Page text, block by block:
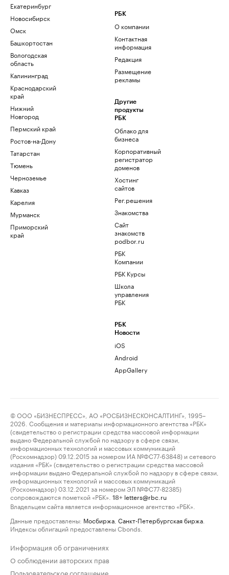
Екатеринбург
Новосибирск
Омск
Башкортостан
Вологодская
область
Калининград
Краснодарский
край
Нижний
Новгород
Пермский край
Ростов-на-Дону
Татарстан
Тюмень
Черноземье
Кавказ
Карелия
Мурманск
Приморский
край
РБК
О компании
Контактная
информация
Редакция
Размещение
рекламы
Другие
продукты
РБК
Облако для
бизнеса
Корпоративный
регистратор
доменов
Хостинг
сайтов
Рег.решения
Знакомства
Сайт
знакомств
podbor.ru
РБК
Компании
РБК Курсы
Школа
управления
РБК
РБК
Новости
iOS
Android
AppGallery
© ООО «БИЗНЕСПРЕСС», АО «РОСБИЗНЕСКОНСАЛТИНГ», 1995–
2026. Сообщения и материалы информационного агентства «РБК»
(свидетельство о регистрации средства массовой информации
выдано Федеральной службой по надзору в сфере связи,
информационных технологий и массовых коммуникаций
(Роскомнадзор) 09.12.2015 за номером ИА №ФС77-63848) и сетевого
издания «РБК» (свидетельство о регистрации средства массовой
информации выдано Федеральной службой по надзору в сфере связи,
информационных технологий и массовых коммуникаций
(Роскомнадзор) 03.12.2021 за номером ЭЛ №ФС77-82385)
сопровождаются пометкой «РБК».
18+ letters@rbc.ru
Владельцем сайта является информационное агентство «РБК».
Данные предоставлены: Мосбиржа Санкт-Петербургская биржа
Индексы облигаций предоставлены Cbonds.
Информация об ограничениях
О соблюдении авторских прав
Пользовательское соглашение